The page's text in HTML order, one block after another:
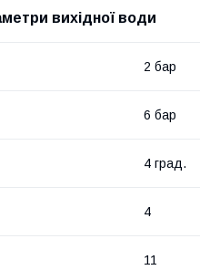
вихідної води
2 бар
6 бар
4 град.
4
11